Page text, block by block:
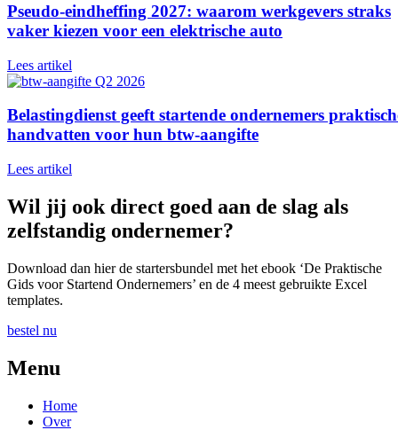
Pseudo-eindheffing 2027: waarom werkgevers straks
vaker kiezen voor een elektrische auto
Lees artikel
Belastingdienst geeft startende ondernemers
handvatten voor hun btw-aangifte
Lees artikel
Wil jij ook direct goed aan de slag als
zelfstandig ondernemer?
Download dan hier de startersbundel met het ebook ‘De Praktische
Gids voor Startend Ondernemers’ en de 4 meest gebruikte Excel
templates.
bestel nu
Menu
Home
Over